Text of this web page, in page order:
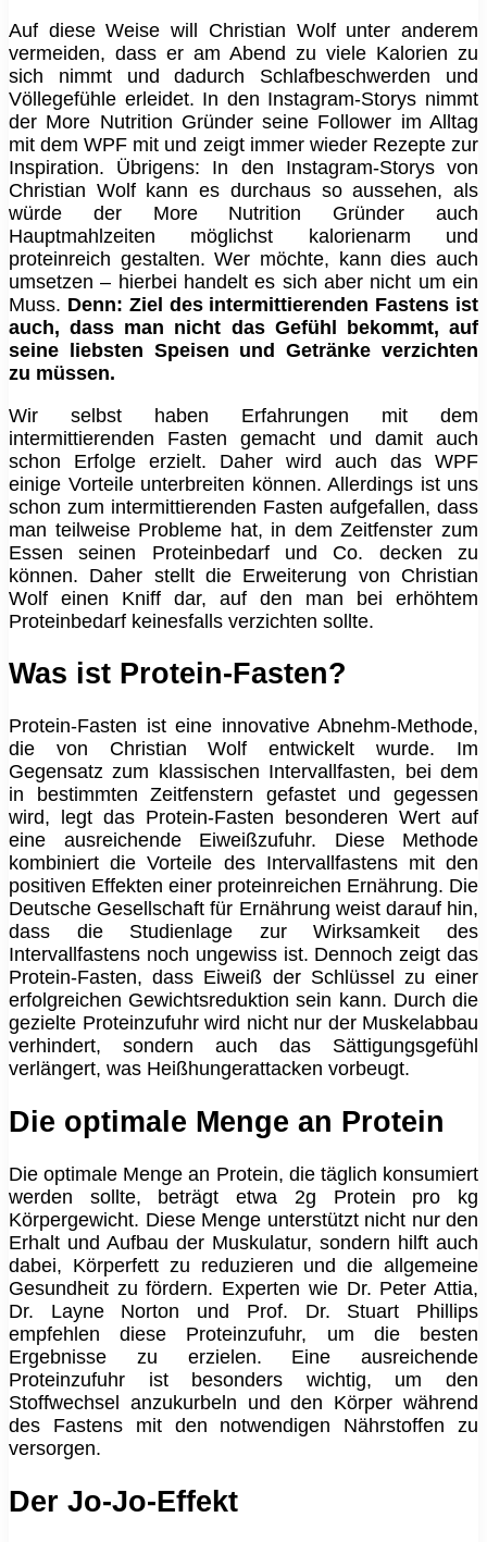
Auf diese Weise will Christian Wolf unter anderem
vermeiden, dass er am Abend zu viele Kalorien zu
sich nimmt und dadurch Schlafbeschwerden und
Völlegefühle erleidet. In den Instagram-Storys nimmt
der More Nutrition Gründer seine Follower im Alltag
mit dem WPF mit und zeigt immer wieder Rezepte zur
Inspiration. Übrigens: In den Instagram-Storys von
Christian Wolf kann es durchaus so aussehen, als
würde der More Nutrition Gründer auch
Hauptmahlzeiten möglichst kalorienarm und
proteinreich gestalten. Wer möchte, kann dies auch
umsetzen – hierbei handelt es sich aber nicht um ein
Muss. Denn: Ziel des intermittierenden Fastens ist
auch, dass man nicht das Gefühl bekommt, auf
seine liebsten Speisen und Getränke verzichten
zu müssen.
Wir selbst haben Erfahrungen mit dem
intermittierenden Fasten gemacht und damit auch
schon Erfolge erzielt. Daher wird auch das WPF
einige Vorteile unterbreiten können. Allerdings ist uns
schon zum intermittierenden Fasten aufgefallen, dass
man teilweise Probleme hat, in dem Zeitfenster zum
Essen seinen Proteinbedarf und Co. decken zu
können. Daher stellt die Erweiterung von Christian
Wolf einen Kniff dar, auf den man bei erhöhtem
Proteinbedarf keinesfalls verzichten sollte.
Was ist Protein-Fasten?
Protein-Fasten ist eine innovative Abnehm-Methode,
die von Christian Wolf entwickelt wurde. Im
Gegensatz zum klassischen Intervallfasten, bei dem
in bestimmten Zeitfenstern gefastet und gegessen
wird, legt das Protein-Fasten besonderen Wert auf
eine ausreichende Eiweißzufuhr. Diese Methode
kombiniert die Vorteile des Intervallfastens mit den
positiven Effekten einer proteinreichen Ernährung. Die
Deutsche Gesellschaft für Ernährung weist darauf hin,
dass die Studienlage zur Wirksamkeit des
Intervallfastens noch ungewiss ist. Dennoch zeigt das
Protein-Fasten, dass Eiweiß der Schlüssel zu einer
erfolgreichen Gewichtsreduktion sein kann. Durch die
gezielte Proteinzufuhr wird nicht nur der Muskelabbau
verhindert, sondern auch das Sättigungsgefühl
verlängert, was Heißhungerattacken vorbeugt.
Die optimale Menge an Protein
Die optimale Menge an Protein, die täglich konsumiert
werden sollte, beträgt etwa 2g Protein pro kg
Körpergewicht. Diese Menge unterstützt nicht nur den
Erhalt und Aufbau der Muskulatur, sondern hilft auch
dabei, Körperfett zu reduzieren und die allgemeine
Gesundheit zu fördern. Experten wie Dr. Peter Attia,
Dr. Layne Norton und Prof. Dr. Stuart Phillips
empfehlen diese Proteinzufuhr, um die besten
Ergebnisse zu erzielen. Eine ausreichende
Proteinzufuhr ist besonders wichtig, um den
Stoffwechsel anzukurbeln und den Körper während
des Fastens mit den notwendigen Nährstoffen zu
versorgen.
Der Jo-Jo-Effekt